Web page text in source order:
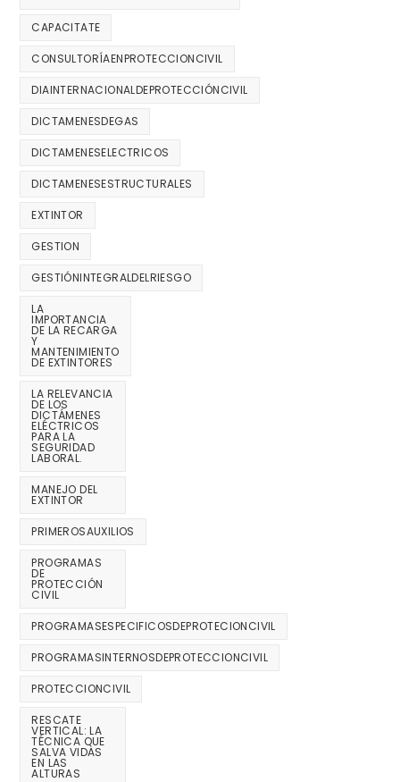
CAPACITATE
CONSULTORÍAENPROTECCIONCIVIL
DIAINTERNACIONALDEPROTECCIÓNCIVIL
DICTAMENESDEGAS
DICTAMENESELECTRICOS
DICTAMENESESTRUCTURALES
EXTINTOR
GESTION
GESTIÓNINTEGRALDELRIESGO
LA
IMPORTANCIA
DE LA RECARGA
Y
MANTENIMIENTO
DE EXTINTORES
LA RELEVANCIA
DE LOS
DICTÁMENES
ELÉCTRICOS
PARA LA
SEGURIDAD
LABORAL.
MANEJO DEL
EXTINTOR
PRIMEROSAUXILIOS
PROGRAMAS
DE
PROTECCIÓN
CIVIL
PROGRAMASESPECIFICOSDEPROTECIONCIVIL
PROGRAMASINTERNOSDEPROTECCIONCIVIL
PROTECCIONCIVIL
RESCATE
VERTICAL: LA
TÉCNICA QUE
SALVA VIDAS
EN LAS
ALTURAS